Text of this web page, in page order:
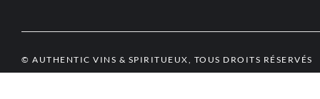
© AUTHENTIC VINS & SPIRITUEUX, TOUS DROITS RÉSERVÉS